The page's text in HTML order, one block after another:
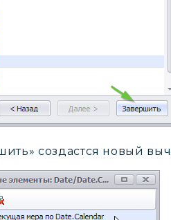
создастся новый